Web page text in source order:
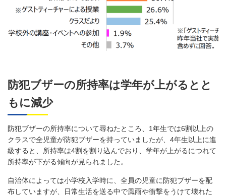
防犯ブザーの所持率は学年が上がるとと
もに減少
防犯ブザーの所持率について尋ねたところ、1年生では6割以上の
クラスで全児童が防犯ブザーを持っていましたが、4年生以上に進
級すると、所持率は4割を割り込んでおり、学年が上がるにつれて
所持率が下がる傾向が見られました。
自治体によっては小学校入学時に、全員の児童に防犯ブザーを配
布していますが、日常生活を送る中で風雨や衝撃をうけて壊れた